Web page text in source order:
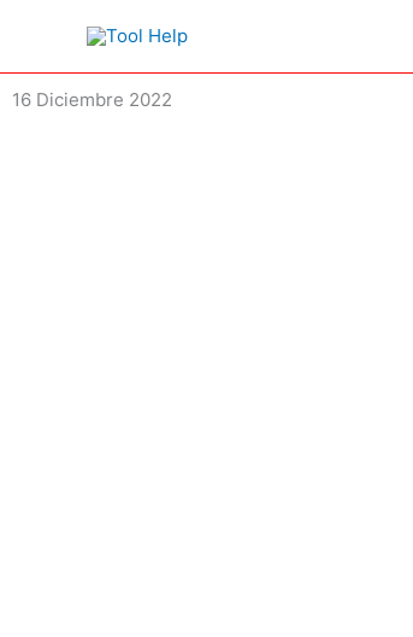
contenido
16 Diciembre 2022